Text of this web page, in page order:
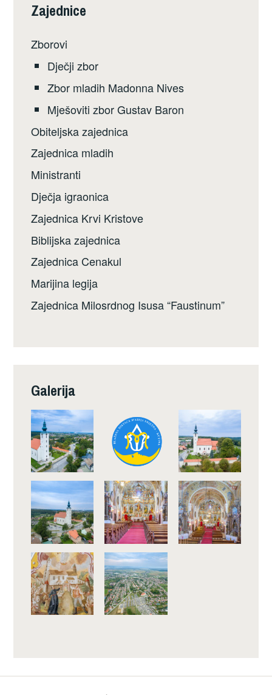
Zajednice
Zborovi
Dječji zbor
Zbor mladih Madonna Nives
Mješoviti zbor Gustav Baron
Obiteljska zajednica
Zajednica mladih
Ministranti
Dječja igraonica
Zajednica Krvi Kristove
Biblijska zajednica
Zajednica Cenakul
Marijina legija
Zajednica Milosrdnog Isusa “Faustinum”
Galerija